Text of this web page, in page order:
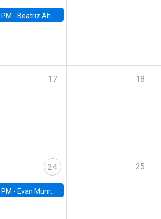
- Beatriz Ahumada, PhD candidate, Universidad de Pittsburgh
17 18
24
- Evan Munro, Neyman Visiting Assistant Professor in the Department of Statistics at UC Berkeley
25